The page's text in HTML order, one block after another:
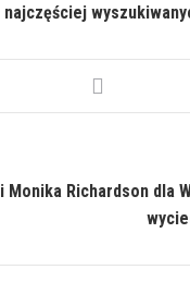
najczęściej
Monika Richardson dla